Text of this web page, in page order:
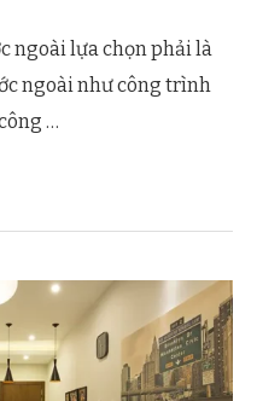
ngoài lựa chọn phải là
ngoài như công trình
…